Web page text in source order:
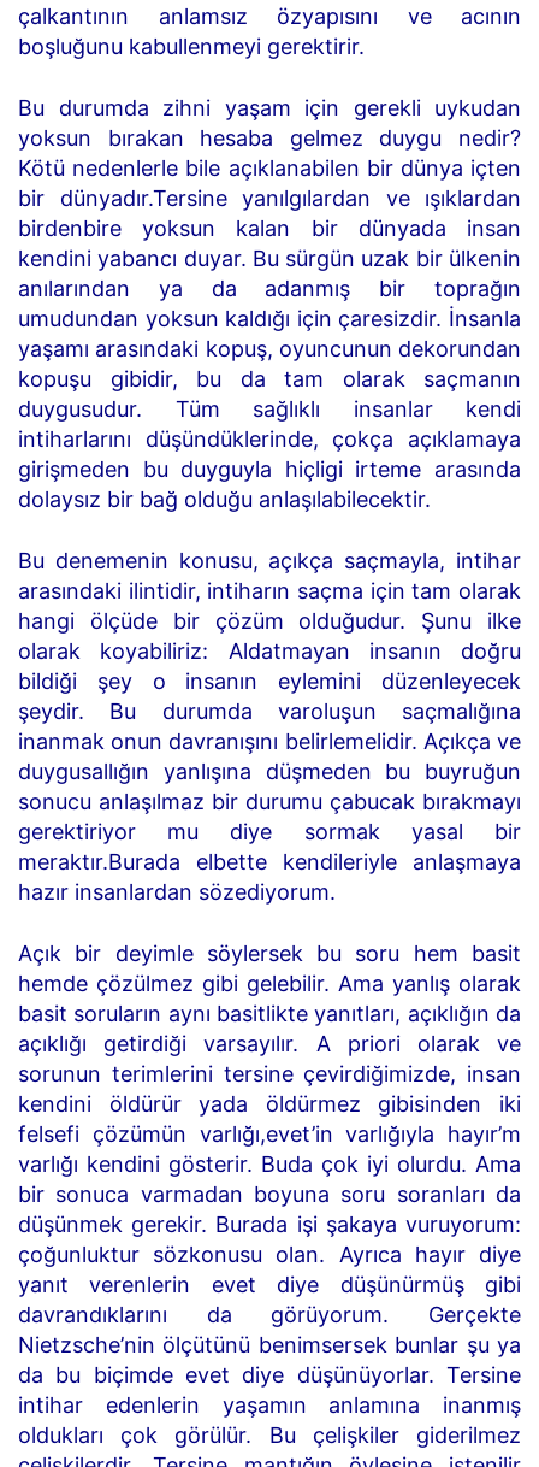
çalkantının anlamsız özyapısını ve acının
boşluğunu kabullenmeyi gerektirir.
Bu durumda zihni yaşam için gerekli uykudan
yoksun bırakan hesaba gelmez duygu nedir?
Kötü nedenlerle bile açıklanabilen bir dünya içten
bir dünyadır.Tersine yanılgılardan ve ışıklardan
birdenbire yoksun kalan bir dünyada insan
kendini yabancı duyar. Bu sürgün uzak bir ülkenin
anılarından ya da adanmış bir toprağın
umudundan yoksun kaldığı için çaresizdir. İnsanla
yaşamı arasındaki kopuş, oyuncunun dekorundan
kopuşu gibidir, bu da tam olarak saçmanın
duygusudur. Tüm sağlıklı insanlar kendi
intiharlarını düşündüklerinde, çokça açıklamaya
girişmeden bu duyguyla hiçligi irteme arasında
dolaysız bir bağ olduğu anlaşılabilecektir.
Bu denemenin konusu, açıkça saçmayla, intihar
arasındaki ilintidir, intiharın saçma için tam olarak
hangi ölçüde bir çözüm olduğudur. Şunu ilke
olarak koyabiliriz: Aldatmayan insanın doğru
bildiği şey o insanın eylemini düzenleyecek
şeydir. Bu durumda varoluşun saçmalığına
inanmak onun davranışını belirlemelidir. Açıkça ve
duygusallığın yanlışına düşmeden bu buyruğun
sonucu anlaşılmaz bir durumu çabucak bırakmayı
gerektiriyor mu diye sormak yasal bir
meraktır.Burada elbette kendileriyle anlaşmaya
hazır insanlardan sözediyorum.
Açık bir deyimle söylersek bu soru hem basit
hemde çözülmez gibi gelebilir. Ama yanlış olarak
basit soruların aynı basitlikte yanıtları, açıklığın da
açıklığı getirdiği varsayılır. A priori olarak ve
sorunun terimlerini tersine çevirdiğimizde, insan
kendini öldürür yada öldürmez gibisinden iki
felsefi çözümün varlığı,evet’in varlığıyla hayır’m
varlığı kendini gösterir. Buda çok iyi olurdu. Ama
bir sonuca varmadan boyuna soru soranları da
düşünmek gerekir. Burada işi şakaya vuruyorum:
çoğunluktur sözkonusu olan. Ayrıca hayır diye
yanıt verenlerin evet diye düşünürmüş gibi
davrandıklarını da görüyorum. Gerçekte
Nietzsche’nin ölçütünü benimsersek bunlar şu ya
da bu biçimde evet diye düşünüyorlar. Tersine
intihar edenlerin yaşamın anlamına inanmış
oldukları çok görülür. Bu çelişkiler giderilmez